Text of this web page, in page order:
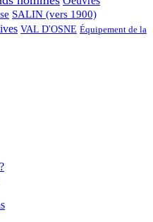
SALIN (vers 1900)
VAL D'OSNE Équipement de la